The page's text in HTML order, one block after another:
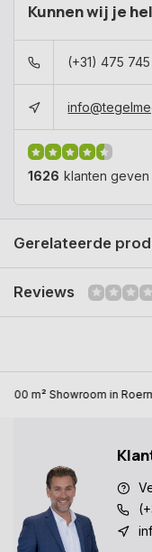
Kunnen wij je
(+31) 475 745
1626 klanten geven
Gerelateerde
Reviews
1000 m² Showroom in